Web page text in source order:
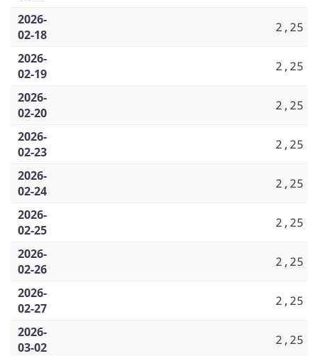
2026-
02-18
2,25
2026-
02-19
2,25
2026-
02-20
2,25
2026-
02-23
2,25
2026-
02-24
2,25
2026-
02-25
2,25
2026-
02-26
2,25
2026-
02-27
2,25
2026-
03-02
2,25